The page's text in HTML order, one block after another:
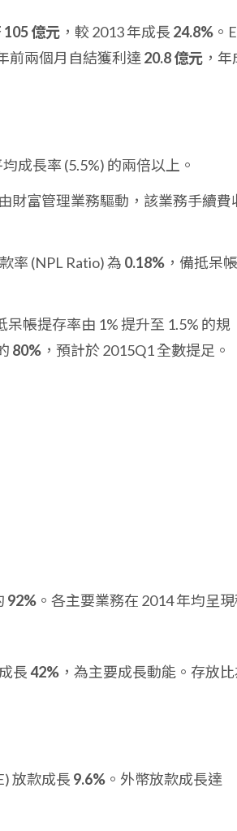
105 億元 ，較 2013 年成長 24.8% 。
前兩個月自結獲利達 20.8 億元 ，
均成長率 (5.5%) 的兩倍以上。
財富管理業務驅動，該業務手續費
率 (NPL Ratio) 為 0.18% ，備抵呆
帳提存率由 1% 提升至 1.5% 的規
80% ，預計於 2015Q1 全數提足。
92% 。各主要業務在 2014 年均呈
成長42% ，為主要成長動能。存放
放款成長 9.6% 。外幣放款成長達